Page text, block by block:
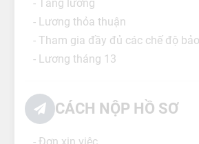
- Tăng lương
- Lương thỏa thuận
- Tham gia đầy đủ các chế độ
- Lương tháng 13
CÁCH NỘP HỒ SƠ